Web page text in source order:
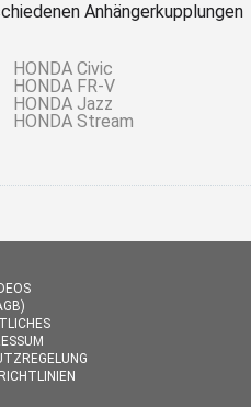
Anhängerkupplungen
HONDA Civic
HONDA FR-V
HONDA Jazz
HONDA Stream